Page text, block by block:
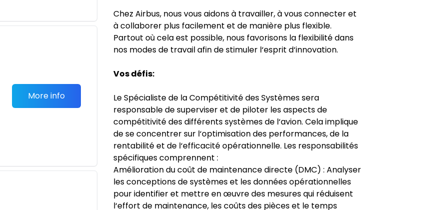
More info
Chez Airbus, nous vous aidons à travailler, à vous connecter et
à collaborer plus facilement et de manière plus flexible.
Partout où cela est possible, nous favorisons la flexibilité dans
nos modes de travail afin de stimuler l‘esprit d‘innovation.
Vos défis:
Le Spécialiste de la Compétitivité des Systèmes sera
responsable de superviser et de piloter les aspects de
compétitivité des différents systèmes de l‘avion. Cela implique
de se concentrer sur l‘optimisation des performances, de la
rentabilité et de l‘efficacité opérationnelle. Les responsabilités
spécifiques comprennent :
Amélioration du coût de maintenance directe (DMC) : Analyser
les conceptions de systèmes et les données opérationnelles
pour identifier et mettre en œuvre des mesures qui réduisent
l‘effort de maintenance, les coûts des pièces et le temps